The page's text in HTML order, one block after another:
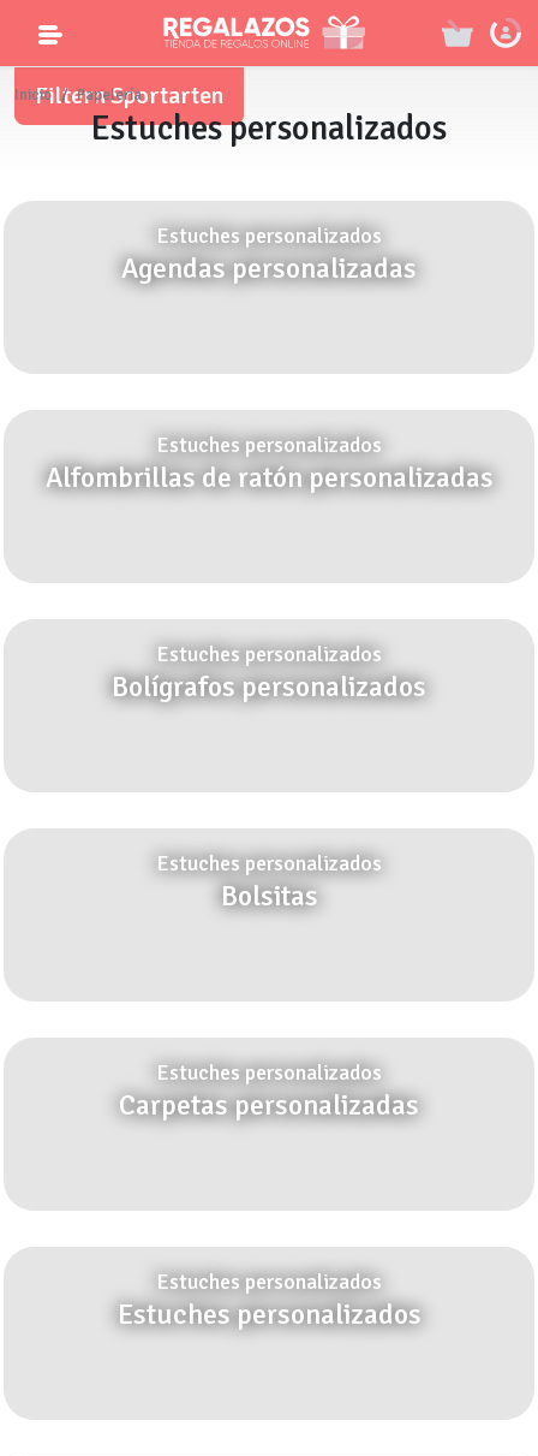
Filtern Sportarten
Inicio Papelería
Estuches personalizados
Estuches personalizados
Agendas personalizadas
Estuches personalizados
Alfombrillas de ratón personalizadas
Estuches personalizados
Bolígrafos personalizados
Estuches personalizados
Bolsitas
Estuches personalizados
Carpetas personalizadas
Estuches personalizados
Estuches personalizados